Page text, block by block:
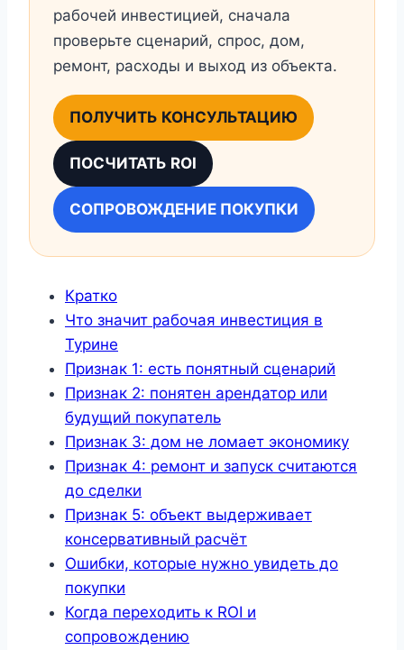
рабочей инвестицией, сначала
проверьте сценарий, спрос, дом,
ремонт, расходы и выход из объекта.
ПОЛУЧИТЬ КОНСУЛЬТАЦИЮ
ПОСЧИТАТЬ ROI
СОПРОВОЖДЕНИЕ ПОКУПКИ
Кратко
Что значит рабочая инвестиция в
Турине
Признак 1: есть понятный сценарий
Признак 2: понятен арендатор или
будущий покупатель
Признак 3: дом не ломает экономику
Признак 4: ремонт и запуск считаются
до сделки
Признак 5: объект выдерживает
консервативный расчёт
Ошибки, которые нужно увидеть до
покупки
Когда переходить к ROI и
сопровождению